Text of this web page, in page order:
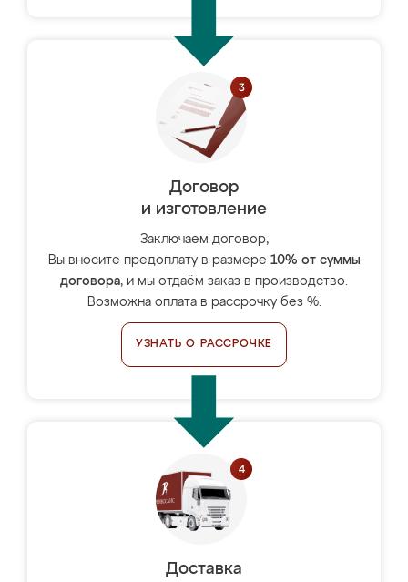
Договор
и изготовление
Заключаем договор,
Вы вносите предоплату в размере 10% от суммы
договора, и мы отдаём заказ в производство.
Возможна оплата в рассрочку без %.
УЗНАТЬ О РАССРОЧКЕ
Доставка